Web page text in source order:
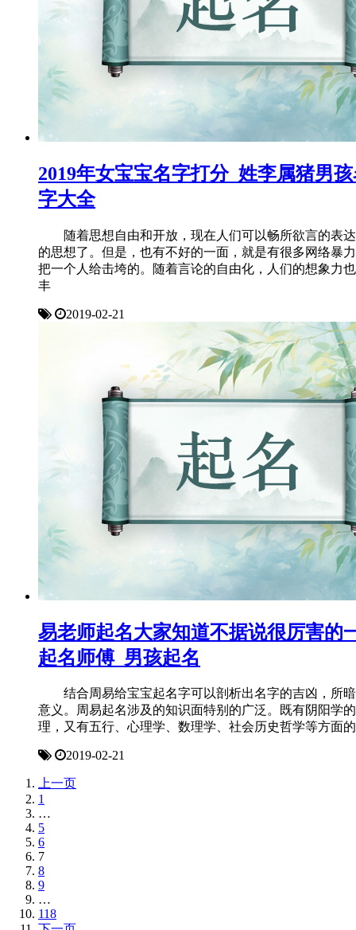
2019年女宝宝名字打分_姓李属猪男
字大全
随着思想自由和开放，现在人们可以畅所欲言的表
的思想了。但是，也有不好的一面，就是有很多网络暴
把一个人给击垮的。随着言论的自由化，人们的想象力
丰
2019-02-21
易老师起名大家知道不据说很厉害的
起名师傅_男孩起名
结合周易给宝宝起名字可以剖析出名字的吉凶，所
意义。周易起名涉及的知识面特别的广泛。既有阴阳学
理，又有五行、心理学、数理学、社会历史哲学等方面
2019-02-21
上一页
1
…
5
6
7
8
9
…
118